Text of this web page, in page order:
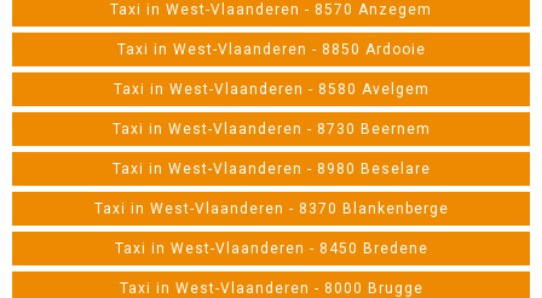
Taxi in West-Vlaanderen - 8570 Anzegem
Taxi in West-Vlaanderen - 8850 Ardooie
Taxi in West-Vlaanderen - 8580 Avelgem
Taxi in West-Vlaanderen - 8730 Beernem
Taxi in West-Vlaanderen - 8980 Beselare
Taxi in West-Vlaanderen - 8370 Blankenberge
Taxi in West-Vlaanderen - 8450 Bredene
Taxi in West-Vlaanderen - 8000 Brugge